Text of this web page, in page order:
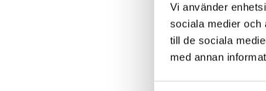
Vi använder
sociala medier och
till de sociala
med annan